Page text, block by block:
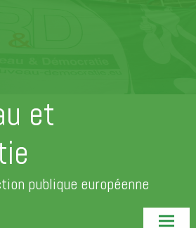
et
publique européenne